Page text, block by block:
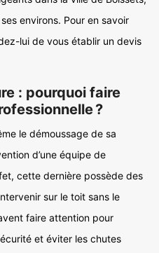
environs. Pour en savoir
lui de vous établir un devis
: pourquoi faire
?
le démoussage de sa
d’une équipe de
cette dernière possède des
sur le toit sans le
faire attention pour
et éviter les chutes